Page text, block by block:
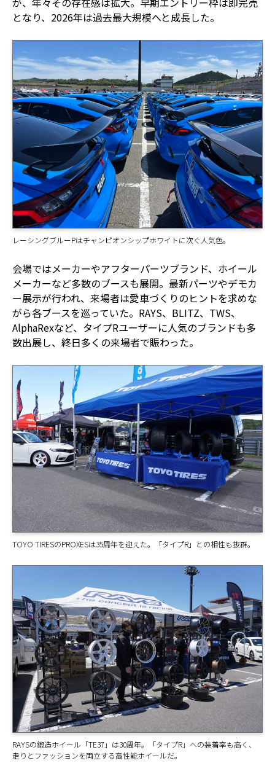
となり、2026年は過去最大規模へと成長した。
レーシングブルーPはチャンピオンシップホワイトに次ぐ人気色。
会場ではメーカーやアフターパーツブランド、ホイール
メーカーなど多数のブースも展開。最新パーツやデモカ
ー展示が行われ、来場者は愛車づくりのヒントを求めな
がら各ブースを巡っていた。RAYS、BLITZ、TWS、
AlphaRexなど、タイプRユーザーに人気のブランドも多
数出展し、終日多くの来場者で賑わった。
TOYO TIRESのPROXESは35周年を迎えた。「タイプR」との相性も抜群。
RAYSの鍛造ホイール「TE37」は30周年。「タイプR」への装着率も高く、
走りとファッションを両立する高性能ホイールだ。